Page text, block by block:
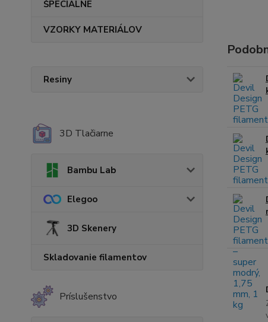
ŠPECIÁLNE
VZORKY MATERIÁLOV
Resiny
3D Tlačiarne
Bambu Lab
Elegoo
3D Skenery
Skladovanie filamentov
Príslušenstvo